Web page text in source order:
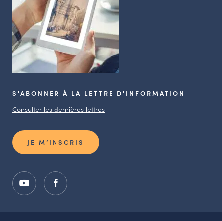
S'ABONNER À LA LETTRE D'INFORMATION
Consulter les dernières lettres
JE M’INSCRIS